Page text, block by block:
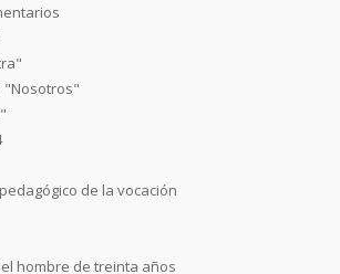
"Nosotros"
de la vocación
hombre de treinta años